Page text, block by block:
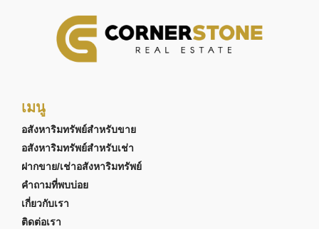
เมนู
อสังหาริมทรัพย์สำหรับขาย
อสังหาริมทรัพย์สำหรับเช่า
ฝากขาย/เช่าอสังหาริมทรัพย์
คำถามที่พบบ่อย
เกี่ยวกับเรา
ติดต่อเรา